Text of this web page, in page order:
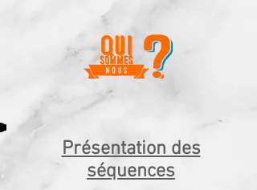
Présentation des
séquences